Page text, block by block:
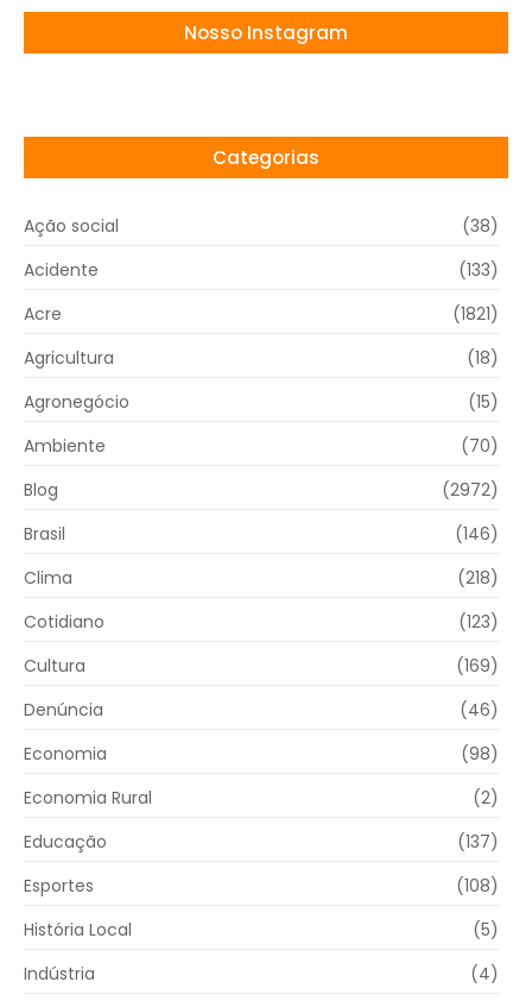
Nosso Instagram
Categorias
Ação social
(38)
Acidente
(133)
Acre
(1821)
Agricultura
(18)
Agronegócio
(15)
Ambiente
(70)
Blog
(2972)
Brasil
(146)
Clima
(218)
Cotidiano
(123)
Cultura
(169)
Denúncia
(46)
Economia
(98)
Economia Rural
(2)
Educação
(137)
Esportes
(108)
História Local
(5)
Indústria
(4)